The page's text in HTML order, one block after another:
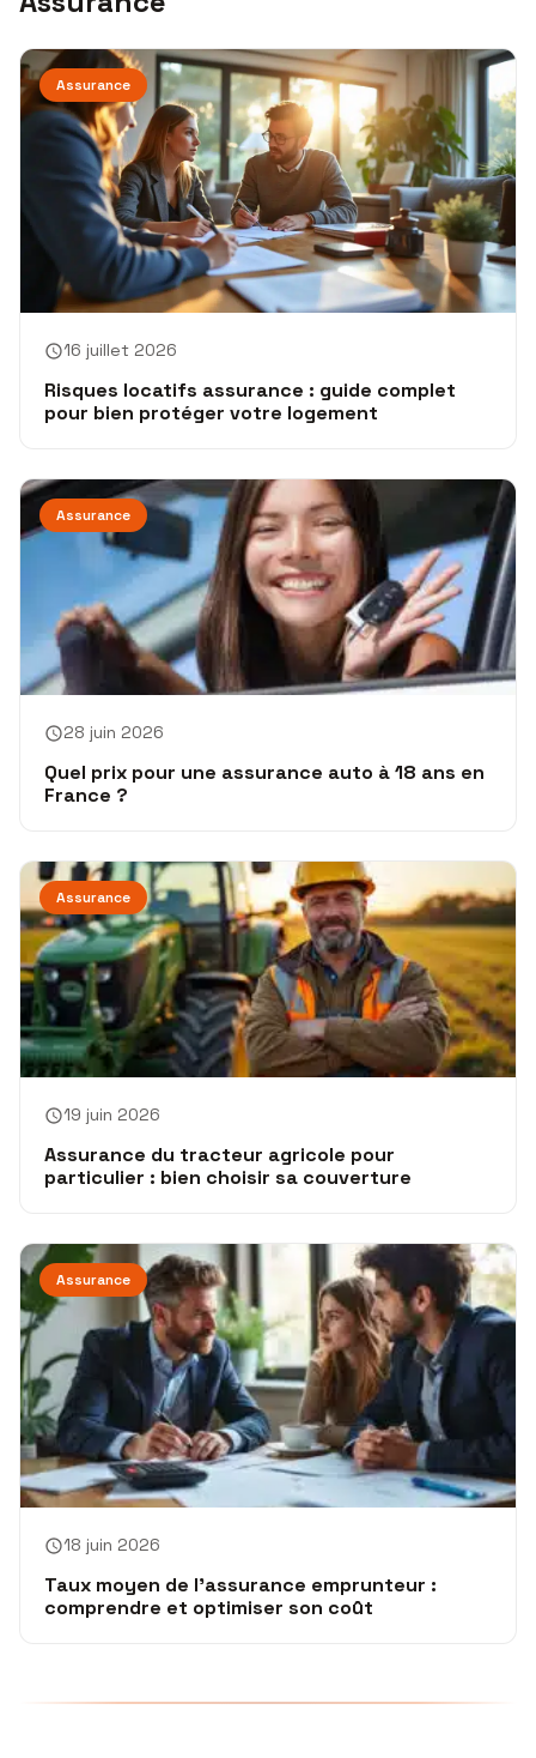
Assurance
16 juillet 2026
Risques locatifs assurance : guide complet
pour bien protéger votre logement
Assurance
28 juin 2026
Quel prix pour une assurance auto à 18 ans en
France ?
Assurance
19 juin 2026
Assurance du tracteur agricole pour
particulier : bien choisir sa couverture
Assurance
18 juin 2026
Taux moyen de l’assurance emprunteur :
comprendre et optimiser son coût